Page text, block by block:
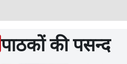
पाठकों की पसन्द